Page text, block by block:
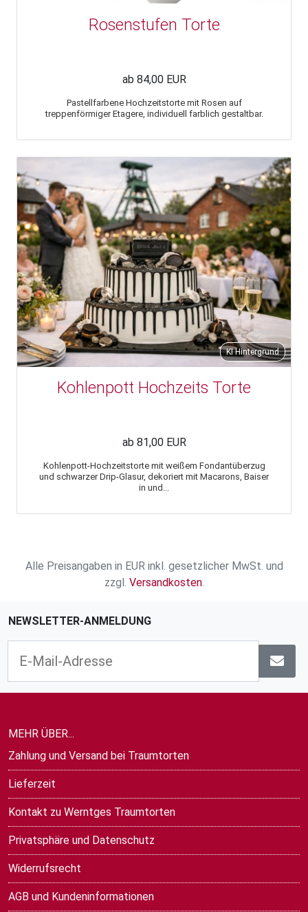
Rosenstufen Torte
ab 84,00 EUR
Pastellfarbene Hochzeitstorte mit Rosen auf
treppenförmiger Etagere, individuell farblich gestaltbar.
KI Hintergrund
Kohlenpott Hochzeits Torte
ab 81,00 EUR
Kohlenpott-Hochzeitstorte mit weißem Fondantüberzug
und schwarzer Drip-Glasur, dekoriert mit Macarons, Baiser
in und...
Alle Preisangaben in EUR inkl. gesetzlicher MwSt. und
zzgl. Versandkosten.
NEWSLETTER-ANMELDUNG
MEHR ÜBER...
Zahlung und Versand bei Traumtorten
Lieferzeit
Kontakt zu Werntges Traumtorten
Privatsphäre und Datenschutz
Widerrufsrecht
AGB und Kundeninformationen